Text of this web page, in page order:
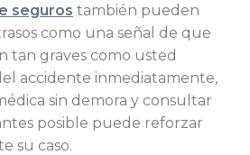
seguros también pueden
como una señal de que
tan graves como usted
accidente inmediatamente,
sin demora y consultar
posible puede reforzar
su caso.